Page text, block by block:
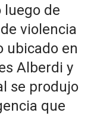
luego de
violencia
ubicado en
Alberdi y
se produjo
que